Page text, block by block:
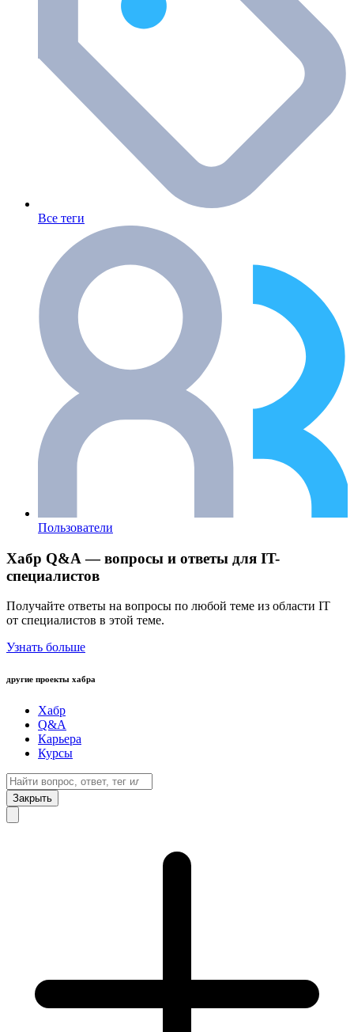
Все теги
Пользователи
Хабр Q&A — вопросы и ответы для IT-
специалистов
Получайте ответы на вопросы по любой теме из области IT
от специалистов в этой теме.
Узнать больше
другие проекты хабра
Хабр
Q&A
Карьера
Курсы
Закрыть